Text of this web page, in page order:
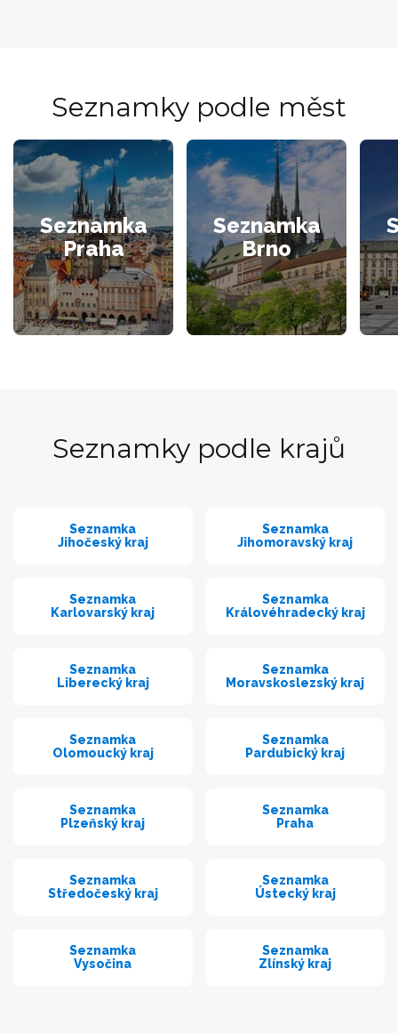
Seznamky podle měst
Seznamka
Praha
Seznamka
Brno
Seznamky podle krajů
Seznamka
Jihočeský kraj
Seznamka
Jihomoravský kraj
Seznamka
Karlovarský kraj
Seznamka
Královéhradecký kraj
Seznamka
Liberecký kraj
Seznamka
Moravskoslezský kraj
Seznamka
Olomoucký kraj
Seznamka
Pardubický kraj
Seznamka
Plzeňský kraj
Seznamka
Praha
Seznamka
Středočeský kraj
Seznamka
Ústecký kraj
Seznamka
Vysočina
Seznamka
Zlínský kraj